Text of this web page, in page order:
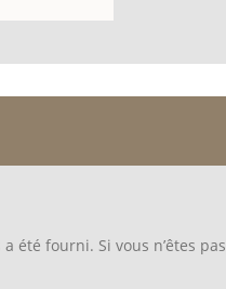
été fourni. Si vous n’êtes pas